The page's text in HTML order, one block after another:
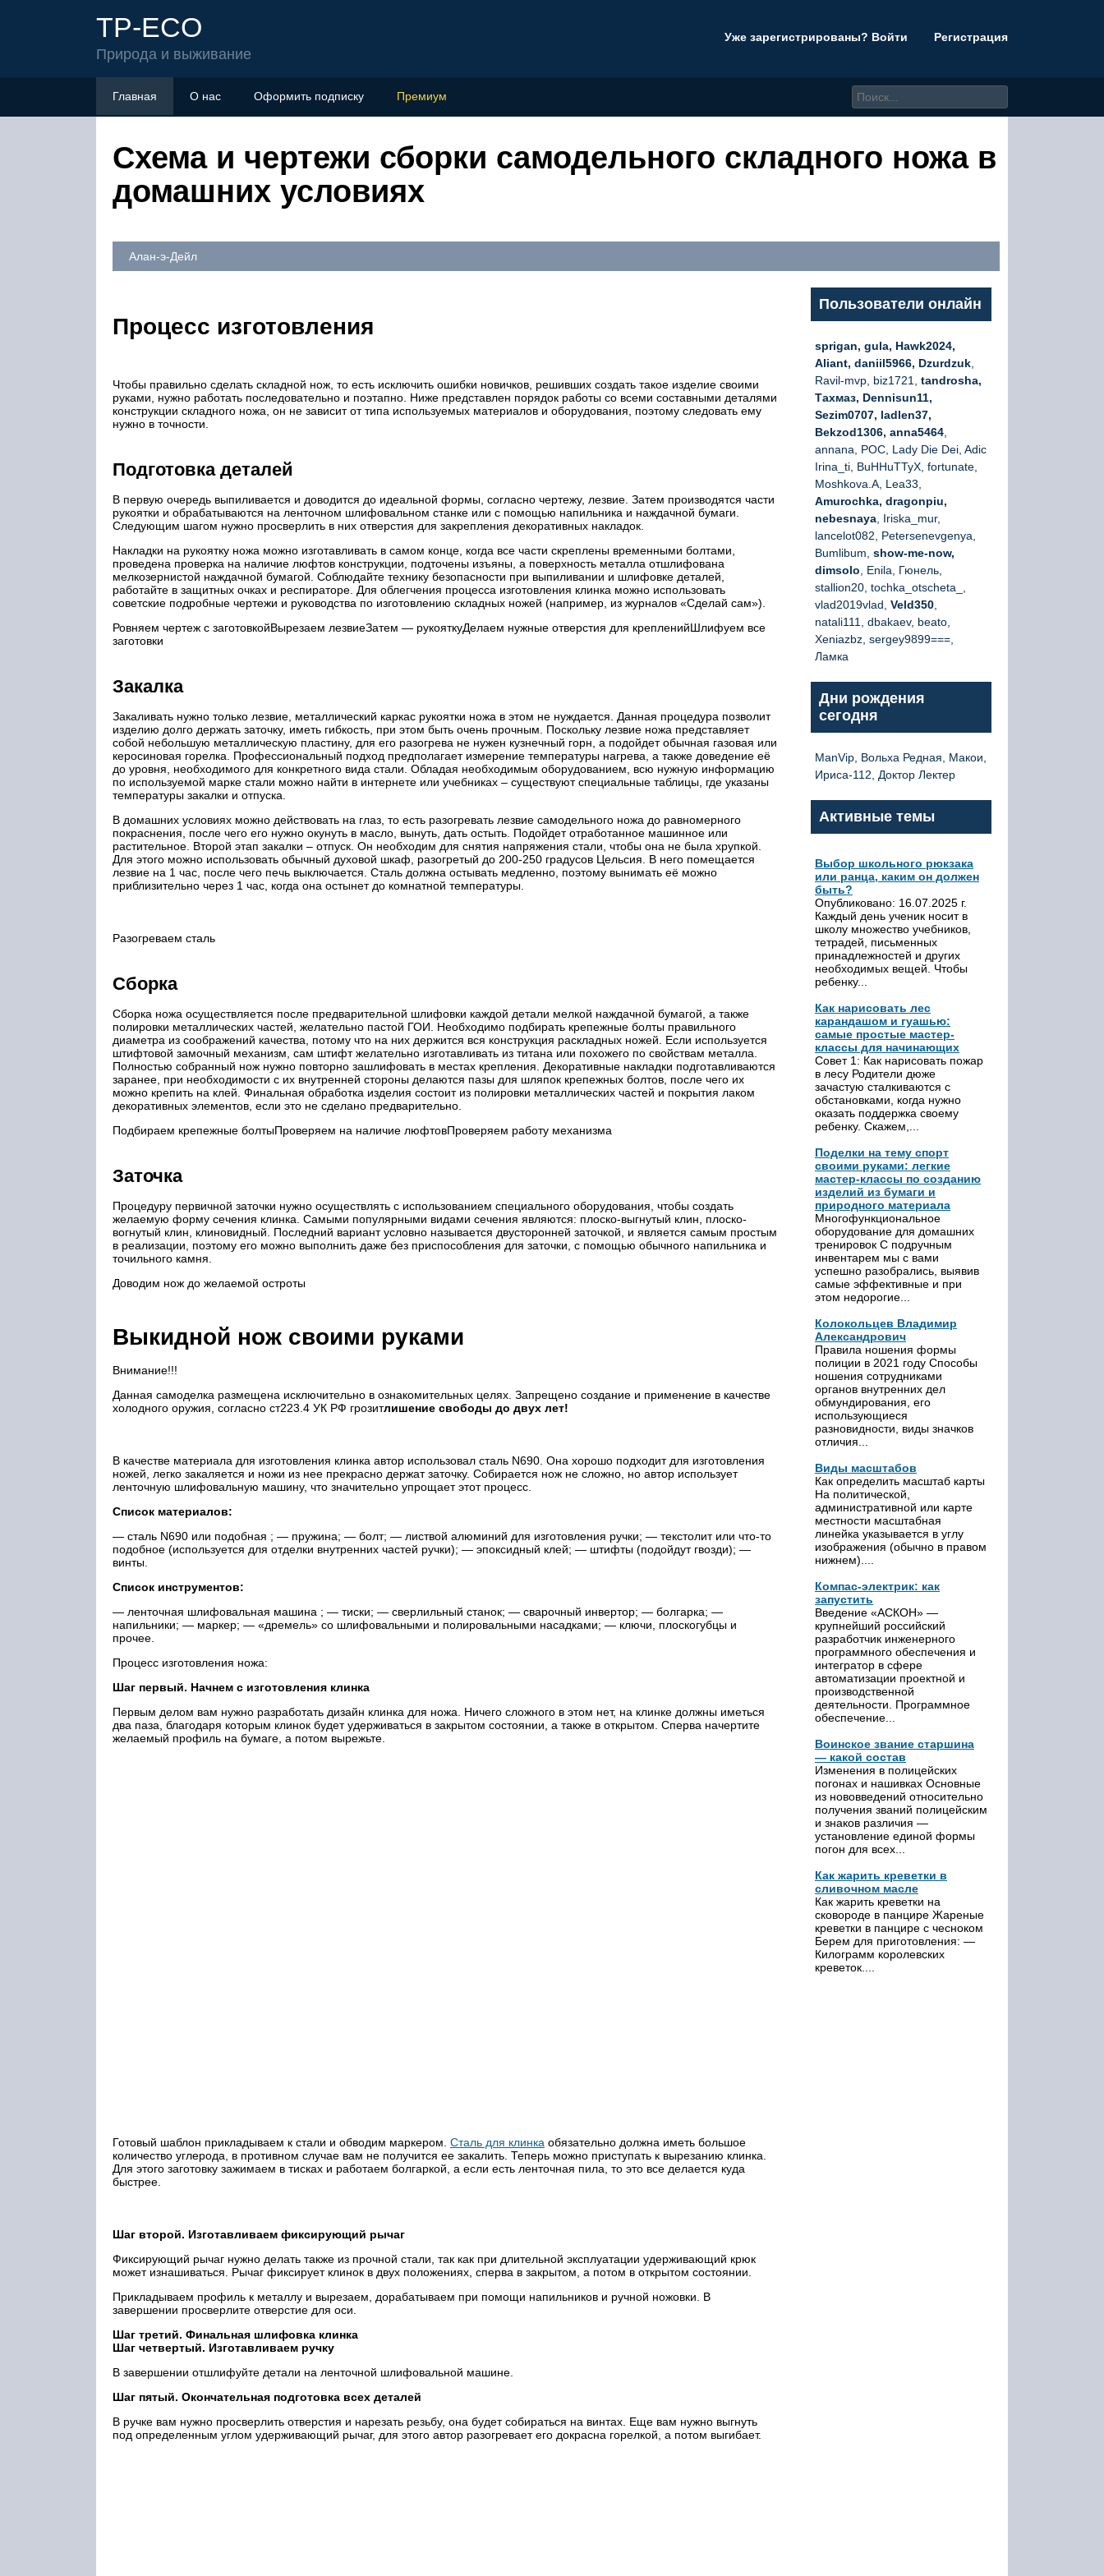
TP-ECO
Природа и выживание
Уже зарегистрированы? Войти Регистрация
Главная О нас Оформить подписку Премиум
Схема и чертежи сборки самодельного складного ножа в
домашних условиях
Алан-э-Дейл
Процесс изготовления
Чтобы правильно сделать складной нож, то есть исключить ошибки новичков, решивших создать такое изделие своими
руками, нужно работать последовательно и поэтапно. Ниже представлен порядок работы со всеми составными деталями
конструкции складного ножа, он не зависит от типа используемых материалов и оборудования, поэтому следовать ему
нужно в точности.
Подготовка деталей
В первую очередь выпиливается и доводится до идеальной формы, согласно чертежу, лезвие. Затем производятся части
рукоятки и обрабатываются на ленточном шлифовальном станке или с помощью напильника и наждачной бумаги.
Следующим шагом нужно просверлить в них отверстия для закрепления декоративных накладок.
Накладки на рукоятку ножа можно изготавливать в самом конце, когда все части скреплены временными болтами,
проведена проверка на наличие люфтов конструкции, подточены изъяны, а поверхность металла отшлифована
мелкозернистой наждачной бумагой. Соблюдайте технику безопасности при выпиливании и шлифовке деталей,
работайте в защитных очках и респираторе. Для облегчения процесса изготовления клинка можно использовать
советские подробные чертежи и руководства по изготовлению складных ножей (например, из журналов «Сделай сам»).
Ровняем чертеж с заготовкойВырезаем лезвиеЗатем — рукояткуДелаем нужные отверстия для крепленийШлифуем все
заготовки
Закалка
Закаливать нужно только лезвие, металлический каркас рукоятки ножа в этом не нуждается. Данная процедура позволит
изделию долго держать заточку, иметь гибкость, при этом быть очень прочным. Поскольку лезвие ножа представляет
собой небольшую металлическую пластину, для его разогрева не нужен кузнечный горн, а подойдет обычная газовая или
керосиновая горелка. Профессиональный подход предполагает измерение температуры нагрева, а также доведение её
до уровня, необходимого для конкретного вида стали. Обладая необходимым оборудованием, всю нужную информацию
по используемой марке стали можно найти в интернете или учебниках – существуют специальные таблицы, где указаны
температуры закалки и отпуска.
В домашних условиях можно действовать на глаз, то есть разогревать лезвие самодельного ножа до равномерного
покраснения, после чего его нужно окунуть в масло, вынуть, дать остыть. Подойдет отработанное машинное или
растительное. Второй этап закалки – отпуск. Он необходим для снятия напряжения стали, чтобы она не была хрупкой.
Для этого можно использовать обычный духовой шкаф, разогретый до 200-250 градусов Цельсия. В него помещается
лезвие на 1 час, после чего печь выключается. Сталь должна остывать медленно, поэтому вынимать её можно
приблизительно через 1 час, когда она остынет до комнатной температуры.
Разогреваем сталь
Сборка
Сборка ножа осуществляется после предварительной шлифовки каждой детали мелкой наждачной бумагой, а также
полировки металлических частей, желательно пастой ГОИ. Необходимо подбирать крепежные болты правильного
диаметра из соображений качества, потому что на них держится вся конструкция раскладных ножей. Если используется
штифтовой замочный механизм, сам штифт желательно изготавливать из титана или похожего по свойствам металла.
Полностью собранный нож нужно повторно зашлифовать в местах крепления. Декоративные накладки подготавливаются
заранее, при необходимости с их внутренней стороны делаются пазы для шляпок крепежных болтов, после чего их
можно крепить на клей. Финальная обработка изделия состоит из полировки металлических частей и покрытия лаком
декоративных элементов, если это не сделано предварительно.
Подбираем крепежные болтыПроверяем на наличие люфтовПроверяем работу механизма
Заточка
Процедуру первичной заточки нужно осуществлять с использованием специального оборудования, чтобы создать
желаемую форму сечения клинка. Самыми популярными видами сечения являются: плоско-выгнутый клин, плоско-
вогнутый клин, клиновидный. Последний вариант условно называется двусторонней заточкой, и является самым простым
в реализации, поэтому его можно выполнить даже без приспособления для заточки, с помощью обычного напильника и
точильного камня.
Доводим нож до желаемой остроты
Выкидной нож своими руками
Внимание!!!
Данная самоделка размещена исключительно в ознакомительных целях. Запрещено создание и применение в качестве
холодного оружия, согласно ст223.4 УК РФ грозитлишение свободы до двух лет!
В качестве материала для изготовления клинка автор использовал сталь N690. Она хорошо подходит для изготовления
ножей, легко закаляется и ножи из нее прекрасно держат заточку. Собирается нож не сложно, но автор использует
ленточную шлифовальную машину, что значительно упрощает этот процесс.
Список материалов:
— сталь N690 или подобная ; — пружина; — болт; — листвой алюминий для изготовления ручки; — текстолит или что-то
подобное (используется для отделки внутренних частей ручки); — эпоксидный клей; — штифты (подойдут гвозди); —
винты.
Список инструментов:
— ленточная шлифовальная машина ; — тиски; — сверлильный станок; — сварочный инвертор; — болгарка; —
напильники; — маркер; — «дремель» со шлифовальными и полировальными насадками; — ключи, плоскогубцы и
прочее.
Процесс изготовления ножа:
Шаг первый. Начнем с изготовления клинка
Первым делом вам нужно разработать дизайн клинка для ножа. Ничего сложного в этом нет, на клинке должны иметься
два паза, благодаря которым клинок будет удерживаться в закрытом состоянии, а также в открытом. Сперва начертите
желаемый профиль на бумаге, а потом вырежьте.
Готовый шаблон прикладываем к стали и обводим маркером. Сталь для клинка обязательно должна иметь большое
количество углерода, в противном случае вам не получится ее закалить. Теперь можно приступать к вырезанию клинка.
Для этого заготовку зажимаем в тисках и работаем болгаркой, а если есть ленточная пила, то это все делается куда
быстрее.
Шаг второй. Изготавливаем фиксирующий рычаг
Фиксирующий рычаг нужно делать также из прочной стали, так как при длительной эксплуатации удерживающий крюк
может изнашиваться. Рычаг фиксирует клинок в двух положениях, сперва в закрытом, а потом в открытом состоянии.
Прикладываем профиль к металлу и вырезаем, дорабатываем при помощи напильников и ручной ножовки. В
завершении просверлите отверстие для оси.
Шаг третий. Финальная шлифовка клинка
Шаг четвертый. Изготавливаем ручку
В завершении отшлифуйте детали на ленточной шлифовальной машине.
Шаг пятый. Окончательная подготовка всех деталей
В ручке вам нужно просверлить отверстия и нарезать резьбу, она будет собираться на винтах. Еще вам нужно выгнуть
под определенным углом удерживающий рычаг, для этого автор разогревает его докрасна горелкой, а потом выгибает.
Пользователи онлайн
sprigan, gula, Hawk2024,
Aliant, daniil5966, Dzurdzuk
Ravil-mvp, biz1721, tandrosha,
Тахмаз, Dennisun11,
Sezim0707, ladlen37,
Bekzod1306, anna5464
annana, РОС, Lady Die Dei, Adic
Irina_ti, BuHHuTTyX, fortunate,
Moshkova.A, Lea33,
Amurochka, dragonpiu,
nebesnaya , Iriska_mur,
lancelot082, Petersenevgenya,
Bumlibum, show-me-now,
dimsolo , Enila, Гюнель,
stallion20, tochka_otscheta_,
vlad2019vlad, Veld350
natali111, dbakaev, beato,
Xeniazbz, sergey9899===,
Ламка
Дни рождения
сегодня
ManVip, Вольха Редная, Макои,
Ириса-112, Доктор Лектер
Активные темы
Выбор школьного рюкзака
или ранца, каким он должен
быть?
Опубликовано: 16.07.2025 г.
Каждый день ученик носит в
школу множество учебников,
тетрадей, письменных
принадлежностей и других
необходимых вещей. Чтобы
ребенку...
Как нарисовать лес
карандашом и гуашью:
самые простые мастер-
классы для начинающих
Совет 1: Как нарисовать пожар
в лесу Родители дюже
зачастую сталкиваются с
обстановками, когда нужно
оказать поддержка своему
ребенку. Скажем,...
Поделки на тему спорт
своими руками: легкие
мастер-классы по созданию
изделий из бумаги и
природного материала
Многофункциональное
оборудование для домашних
тренировок С подручным
инвентарем мы с вами
успешно разобрались, выявив
самые эффективные и при
этом недорогие...
Колокольцев Владимир
Александрович
Правила ношения формы
полиции в 2021 году Способы
ношения сотрудниками
органов внутренних дел
обмундирования, его
использующиеся
разновидности, виды значков
отличия...
Виды масштабов
Как определить масштаб карты
На политической,
административной или карте
местности масштабная
линейка указывается в углу
изображения (обычно в правом
нижнем)....
Компас-электрик: как
запустить
Введение «АСКОН» —
крупнейший российский
разработчик инженерного
программного обеспечения и
интегратор в сфере
автоматизации проектной и
производственной
деятельности. Программное
обеспечение...
Воинское звание старшина
— какой состав
Изменения в полицейских
погонах и нашивках Основные
из нововведений относительно
получения званий полицейским
и знаков различия —
установление единой формы
погон для всех...
Как жарить креветки в
сливочном масле
Как жарить креветки на
сковороде в панцире Жареные
креветки в панцире с чесноком
Берем для приготовления: —
Килограмм королевских
креветок....